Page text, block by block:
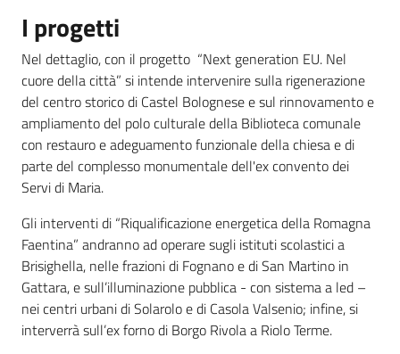
I progetti
Nel dettaglio, con il progetto “Next generation EU. Nel
cuore della città” si intende intervenire sulla rigenerazione
del centro storico di Castel Bolognese e sul rinnovamento e
ampliamento del polo culturale della Biblioteca comunale
con restauro e adeguamento funzionale della chiesa e di
parte del complesso monumentale dell'ex convento dei
Servi di Maria.
Gli interventi di “Riqualificazione energetica della Romagna
Faentina” andranno ad operare sugli istituti scolastici a
Brisighella, nelle frazioni di Fognano e di San Martino in
Gattara, e sull’illuminazione pubblica - con sistema a led –
nei centri urbani di Solarolo e di Casola Valsenio; infine, si
interverrà sull’ex forno di Borgo Rivola a Riolo Terme.